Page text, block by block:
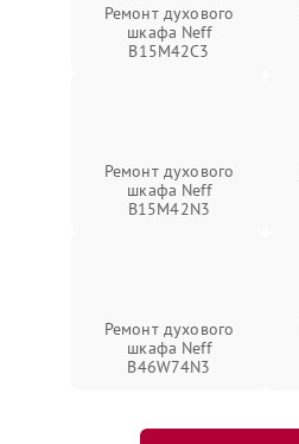
Ремонт духового
шкафа Neff
B15M42C3
Ремонт духового
шкафа Neff
B15M42N3
Ремонт духового
шкафа Neff
B46W74N3